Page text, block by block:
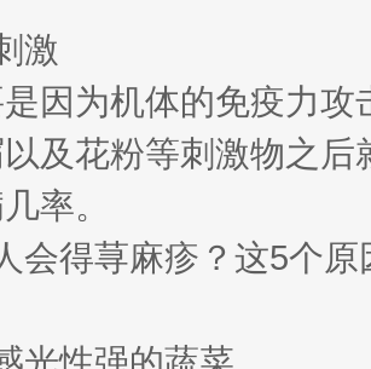
激
因为机体的免疫力
及花粉等刺激物之
率。